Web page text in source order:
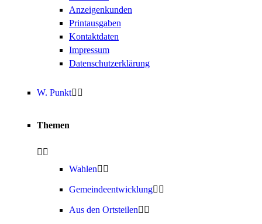
Anzeigenkunden
Printausgaben
Kontaktdaten
Impressum
Datenschutzerklärung
W. Punkt
Themen
Wahlen
Gemeindeentwicklung
Aus den Ortsteilen